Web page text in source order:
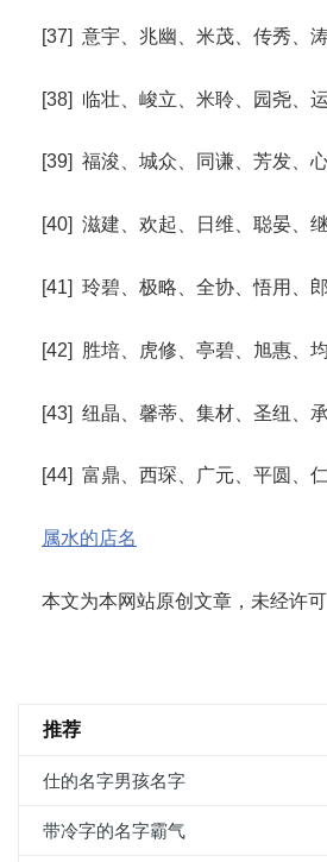
[37] 意宇、兆幽、米茂、传秀、
[38] 临壮、峻立、米聆、园尧、
[39] 福浚、城众、同谦、芳发、
[40] 滋建、欢起、日维、聪晏、
[41] 玲碧、极略、全协、悟用、
[42] 胜培、虎修、亭碧、旭惠、
[43] 纽晶、馨蒂、集材、圣纽、
[44] 富鼎、西琛、广元、平圆、
属水的店名
本文为本网站原创文章，未经许可
推荐
仕的名字男孩名字
带冷字的名字霸气